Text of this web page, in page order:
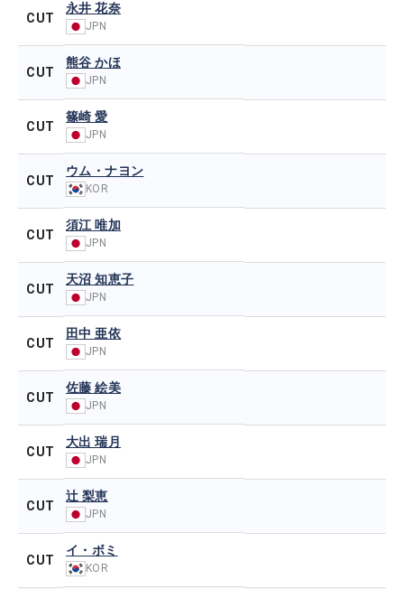
CUT
永井 花奈
JPN
CUT
熊谷 かほ
JPN
CUT
篠崎 愛
JPN
CUT
ウム・ナヨン
KOR
CUT
須江 唯加
JPN
CUT
天沼 知恵子
JPN
CUT
田中 亜依
JPN
CUT
佐藤 絵美
JPN
CUT
大出 瑞月
JPN
CUT
辻 梨恵
JPN
CUT
イ・ボミ
KOR